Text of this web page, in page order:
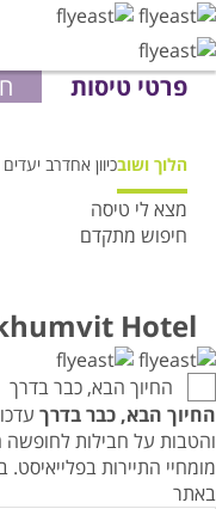
פרטי טיסות
הלוך ושובכיוון אחדרב יעדים
מצא לי טיסה
חיפוש מתקדם
הנוספות
מוצגות
לפני
הכפתור
Hotel
החיוך הבא, כבר בדרך
החיוך הבא, כבר בדרך
והטבות על חבילות
מומחיי התיירות בפלייאיסט.
באתר